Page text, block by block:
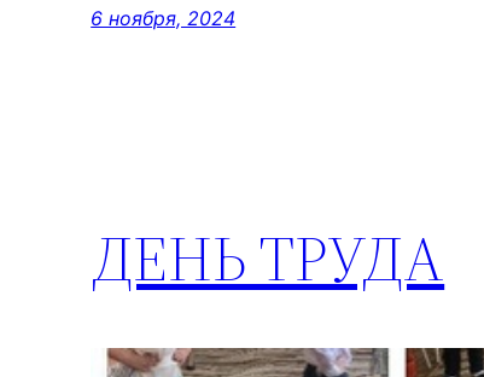
6 ноября, 2024
ДЕНЬ ТРУДА